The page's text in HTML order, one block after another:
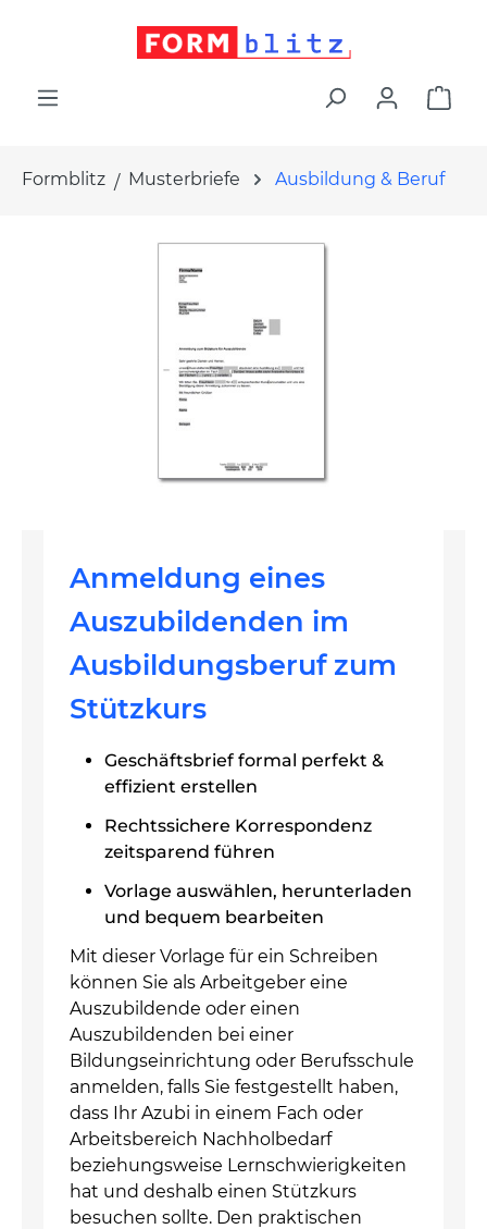
Formblitz Musterbriefe Ausbildung & Beruf
Anmeldung eines
Auszubildenden im
Ausbildungsberuf zum
Stützkurs
Geschäftsbrief formal perfekt &
effizient erstellen
Rechtssichere Korrespondenz
zeitsparend führen
Vorlage auswählen, herunterladen
und bequem bearbeiten
Mit dieser Vorlage für ein Schreiben
können Sie als Arbeitgeber eine
Auszubildende oder einen
Auszubildenden bei einer
Bildungseinrichtung oder Berufsschule
anmelden, falls Sie festgestellt haben,
dass Ihr Azubi in einem Fach oder
Arbeitsbereich Nachholbedarf
beziehungsweise Lernschwierigkeiten
hat und deshalb einen Stützkurs
besuchen sollte. Den praktischen